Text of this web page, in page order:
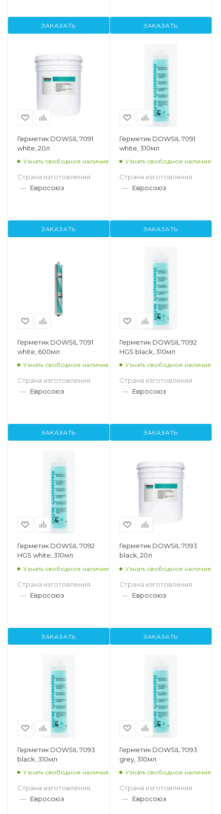
ЗАКАЗАТЬ ЗАКАЗАТЬ
Герметик DOWSIL 7091
white, 20л
Узнать свободное наличие
Страна изготовления
— Евросоюз
ЗАКАЗАТЬ
Герметик DOWSIL 7091
white, 310мл
Узнать свободное наличие
Страна изготовления
— Евросоюз
ЗАКАЗАТЬ
Герметик DOWSIL 7091
white, 600мл
Узнать свободное наличие
Страна изготовления
— Евросоюз
ЗАКАЗАТЬ
Герметик DOWSIL 7092
HGS black, 310мл
Узнать свободное наличие
Страна изготовления
— Евросоюз
ЗАКАЗАТЬ
Герметик DOWSIL 7092
HGS white, 310мл
Узнать свободное наличие
Страна изготовления
— Евросоюз
ЗАКАЗАТЬ
Герметик DOWSIL 7093
black, 20л
Узнать свободное наличие
Страна изготовления
— Евросоюз
ЗАКАЗАТЬ
Герметик DOWSIL 7093
black, 310мл
Узнать свободное наличие
Страна изготовления
— Евросоюз
Герметик DOWSIL 7093
grey, 310мл
Узнать свободное наличие
Страна изготовления
— Евросоюз